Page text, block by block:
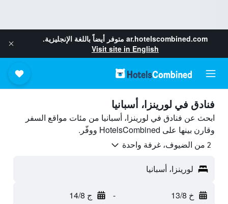
ar.hotelscombined.com متوفر أيضاً باللغة الإنجليزية.
Visit site in English
فنادق في لورينزا، أسبانيا
ابحث عن فنادق في لورينزا، أسبانيا من مئات مواقع السفر
وقارن بينها على HotelsCombined ووفّر.
2 من الضيوف، غرفة واحدة
لورينزا، أسبانيا
خ 13/8 - ج 14/8